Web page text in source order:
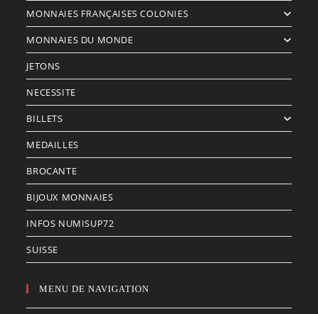
MONNAIES FRANÇAISES COLONIES
MONNAIES DU MONDE
JETONS
NECESSITE
BILLETS
MEDAILLES
BROCANTE
BIJOUX MONNAIES
INFOS NUMISUP72
SUISSE
MENU DE NAVIGATION